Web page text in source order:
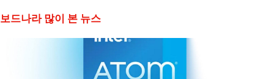
보드나라 많이 본 뉴스